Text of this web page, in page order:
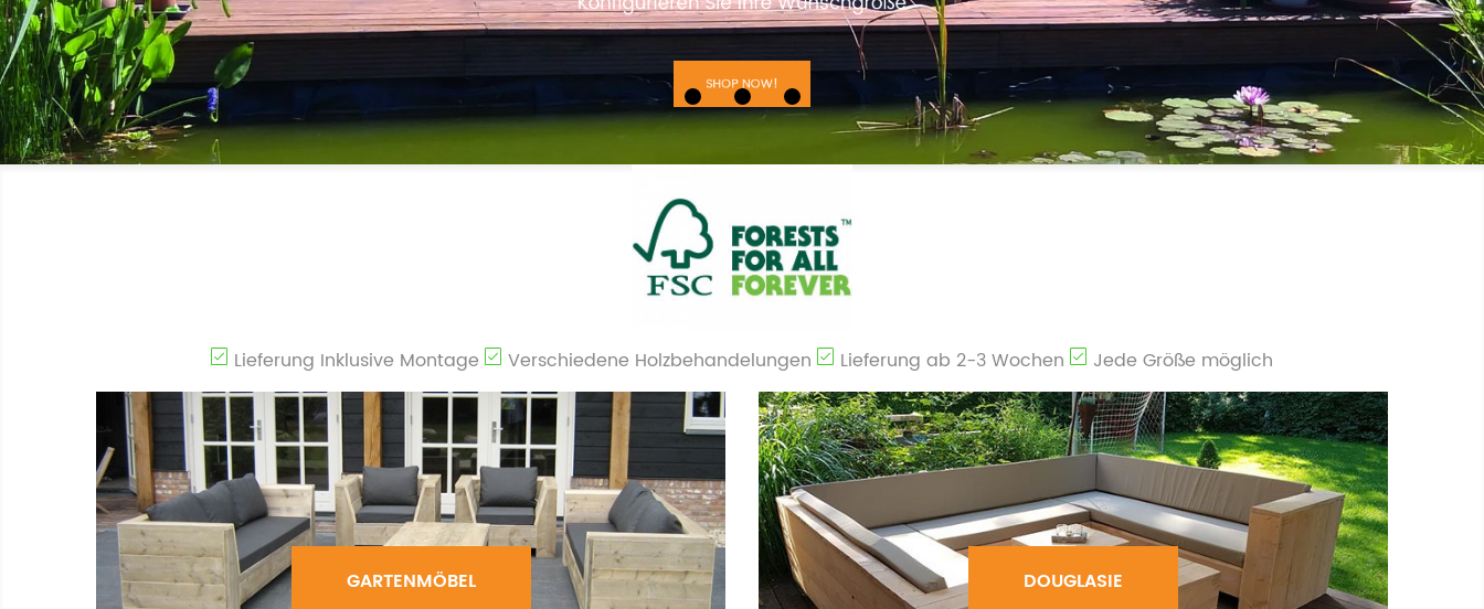
Lieferung Inklusive Montage Verschiedene Holzbehandelungen Lieferung ab 2-3 Wochen Jede Größe möglich
GARTENMÖBEL DOUGLASIE